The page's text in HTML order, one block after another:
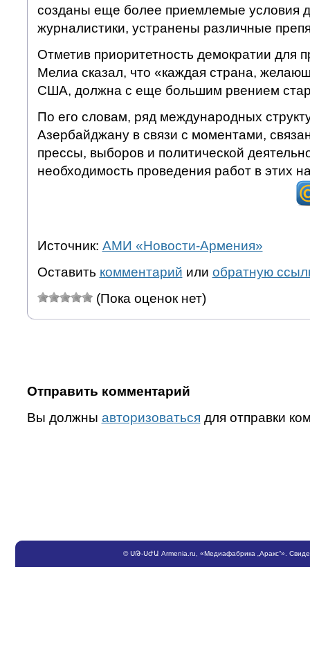
созданы еще более приемлемые условия
журналистики, устранены различные
Отметив приоритетность демократии для
Мелиа сказал, что «каждая страна,
США, должна с еще большим рвением
По его словам, ряд международных
Азербайджану в связи с моментами,
прессы, выборов и политической
необходимость проведения работ в этих
Источник: АМИ «Новости-Армения»
Оставить комментарий или обратную
(Пока оценок нет)
Отправить комментарий
Вы должны авторизоваться для отправки
©ՍԹ-ՍԺԱ Armenia.ru , «Медиафабрика „Аракс“».